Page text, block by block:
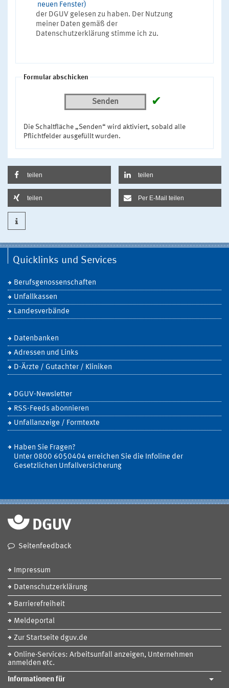
neuen Fenster)
der DGUV gelesen zu haben. Der Nutzung
meiner Daten gemäß der
Datenschutzerklärung stimme ich zu.
Formular abschicken
Senden ✔
Die Schaltfläche „Senden“ wird aktiviert, sobald alle
Pflichtfelder ausgefüllt wurden.
teilen teilen
teilen Per E-Mail teilen
Quicklinks und Services
Berufsgenossenschaften
Unfallkassen
Landesverbände
Datenbanken
Adressen und Links
D-Ärzte / Gutachter / Kliniken
DGUV-Newsletter
RSS-Feeds abonnieren
Unfallanzeige / Formtexte
Haben Sie Fragen?
Unter 0800 6050404 erreichen Sie die Infoline der
Gesetzlichen Unfallversicherung
Seitenfeedback
Impressum
Datenschutzerklärung
Barrierefreiheit
Meldeportal
Zur Startseite dguv.de
Online-Services: Arbeitsunfall anzeigen, Unternehmen
anmelden etc.
Informationen für